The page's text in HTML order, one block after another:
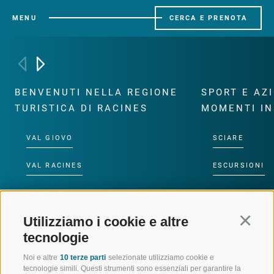
Utilizziamo i cookie e altre
tecnologie
Noi e altre 10 terze parti selezionate utilizziamo cookie e
tecnologie simili. Questi strumenti sono essenziali per garantire la
MENU CERCA E PRENOTA
BENVENUTI NELLA REGIONE
TURISTICA DI RACINES
VAL GIOVO
VAL RACINES
VAL RIDANNA
IMPIANTI DI RISALITA
SCUOLA DI SCI RACINES
SPORT E
MOMENTI
SCIARE
ESCURSIONI
ALTA